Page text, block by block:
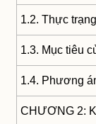
1.2. Thực
1.3. Mục tiêu
1.4. Phương
CHƯƠNG 2: